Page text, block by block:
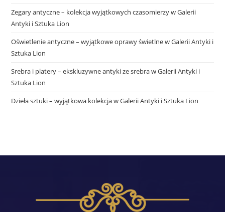
Zegary antyczne – kolekcja wyjątkowych czasomierzy w Galerii
Antyki i Sztuka Lion
Oświetlenie antyczne – wyjątkowe oprawy świetlne w Galerii Antyki i
Sztuka Lion
Srebra i platery – ekskluzywne antyki ze srebra w Galerii Antyki i
Sztuka Lion
Dzieła sztuki – wyjątkowa kolekcja w Galerii Antyki i Sztuka Lion